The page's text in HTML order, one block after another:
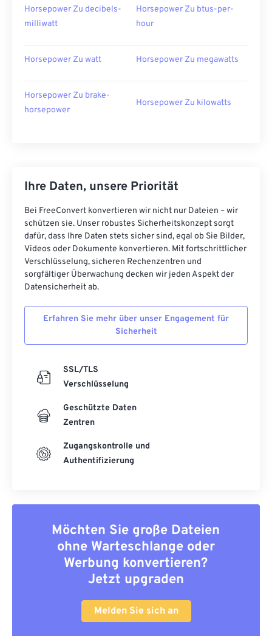
Horsepower Zu decibels-
milliwatt
Horsepower Zu btus-per-
hour
Horsepower Zu watt Horsepower Zu megawatts
Horsepower Zu brake-
horsepower
Horsepower Zu kilowatts
Ihre Daten, unsere Priorität
Bei FreeConvert konvertieren wir nicht nur Dateien – wir
schützen sie. Unser robustes Sicherheitskonzept sorgt
dafür, dass Ihre Daten stets sicher sind, egal ob Sie Bilder,
Videos oder Dokumente konvertieren. Mit fortschrittlicher
Verschlüsselung, sicheren Rechenzentren und
sorgfältiger Überwachung decken wir jeden Aspekt der
Datensicherheit ab.
Erfahren Sie mehr über unser Engagement für
Sicherheit
SSL/TLS
Verschlüsselung
Geschützte Daten
Zentren
Zugangskontrolle und
Authentifizierung
Möchten Sie große Dateien
ohne Warteschlange oder
Werbung konvertieren?
Jetzt upgraden
Melden Sie sich an